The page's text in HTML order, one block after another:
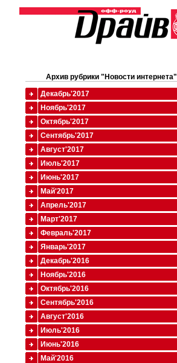
Архив рубрики "Новости интернета"
Декабрь'2017
Ноябрь'2017
Октябрь'2017
Сентябрь'2017
Август'2017
Июль'2017
Июнь'2017
Май'2017
Апрель'2017
Март'2017
Февраль'2017
Январь'2017
Декабрь'2016
Ноябрь'2016
Октябрь'2016
Сентябрь'2016
Август'2016
Июль'2016
Июнь'2016
Май'2016